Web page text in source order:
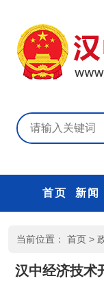
首页 新闻
当前位置： 首页 >
汉中经济技术